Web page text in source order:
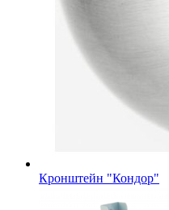
Кронштейн "Кондор"